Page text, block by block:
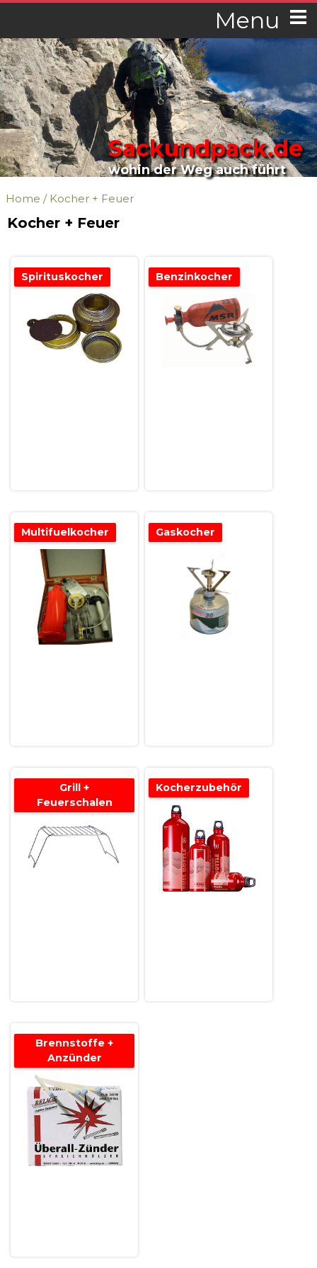
Menu
Sackundpack.de
wohin der Weg auch führt
Home / Kocher + Feuer
Kocher + Feuer
Spirituskocher Benzinkocher
Multifuelkocher Gaskocher
Grill +
Feuerschalen
Kocherzubehör
Brennstoffe +
Anzünder